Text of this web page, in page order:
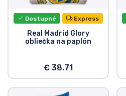
Dostupné Express
Real Madrid Glory
obliečka na paplón
€ 38.71